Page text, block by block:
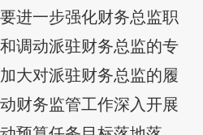
进一步强化财务总监职
调动派驻财务总监的专
大对派驻财务总监的履
财务监管工作深入开展